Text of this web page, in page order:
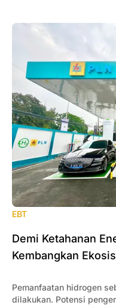
EBT
Demi Ketahanan
Kembangkan
Pemanfaatan hidrogen
dilakukan. Potensi